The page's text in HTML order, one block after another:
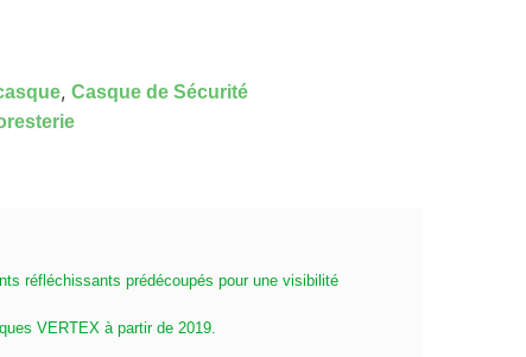
, Casque de Sécurité
réfléchissants prédécoupés pour une visibilité
VERTEX à partir de 2019.